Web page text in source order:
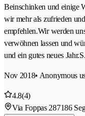
Beinschinken und einige
wir mehr als zufrieden
empfehlen.Wir werden
verwöhnen lassen und
und ein gutes neues
Nov 2018• Anonymous
4.8(4)
Via Foppas 287186